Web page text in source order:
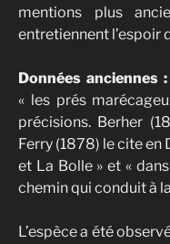
mentions plus
entretiennent l’espoir
Données anciennes :
« les prés
précisions. Berher
Ferry (1878) le cite
et La Bolle » et «
chemin qui conduit à
L’espèce a été